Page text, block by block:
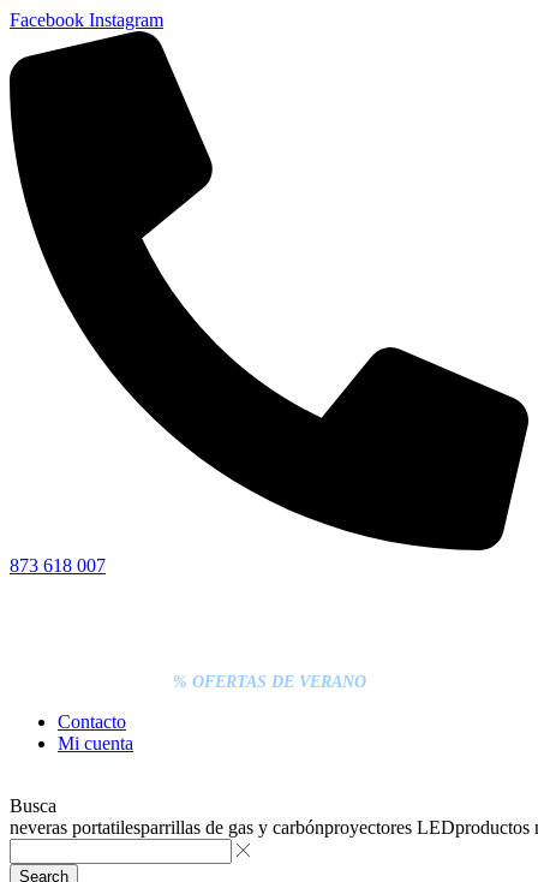
Facebook Instagram
873 618 007
% OFERTAS DE VERANO
Contacto
Mi cuenta
Busca
neveras portatilesparrillas de gas y carbónproyectores LEDproductos
Search